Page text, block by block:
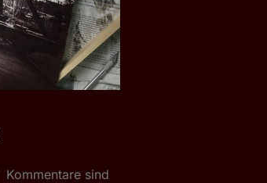
Kommentare sind